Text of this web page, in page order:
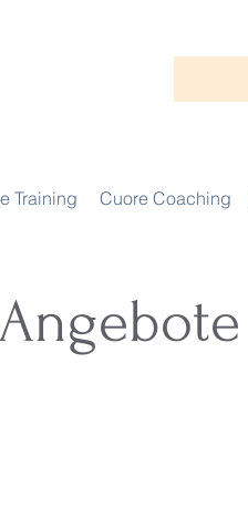
Training Cuore Coaching